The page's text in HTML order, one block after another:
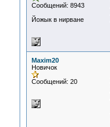
Сообщений: 8943
Йожык в нирване
Maxim20
Новичок
Сообщений: 20